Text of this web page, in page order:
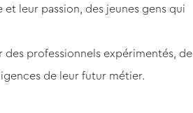
leur passion, des jeunes gens qui
professionnels expérimentés, de
de leur futur métier.